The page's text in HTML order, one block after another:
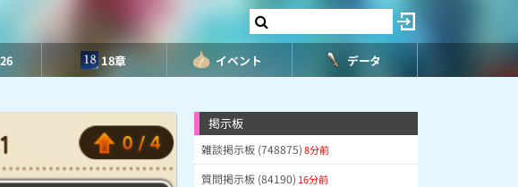
18章 イベント データ
掲示板
雑談掲示板 (748875)8分前
質問掲示板 (84190) 16分前